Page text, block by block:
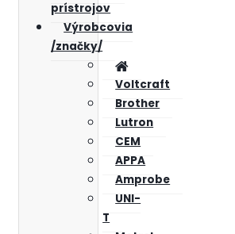
prístrojov
Výrobcovia
/značky/
Voltcraft
Brother
Lutron
CEM
APPA
Amprobe
UNI-
T